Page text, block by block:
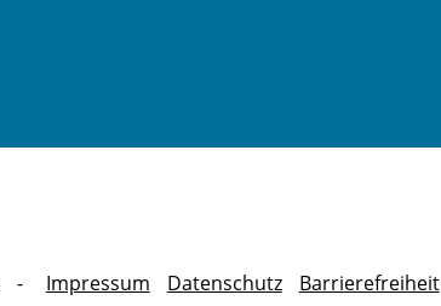
Impressum Datenschutz Barrierefreiheit